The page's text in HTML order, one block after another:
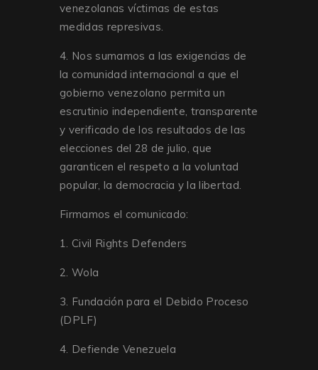
venezolanas víctimas de estas
medidas represivas.
4. Nos sumamos a las exigencias de
la comunidad internacional a que el
gobierno venezolano permita un
escrutinio independiente, transparente
y verificado de los resultados de las
elecciones del 28 de julio, que
garanticen el respeto a la voluntad
popular, la democracia y la libertad.
Firmamos el comunicado:
1. Civil Rights Defenders
2. Wola
3. Fundación para el Debido Proceso
(DPLF)
4. Defiende Venezuela